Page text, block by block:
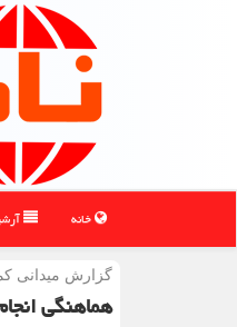
خانه
گزارش میدانی
هماهنگی